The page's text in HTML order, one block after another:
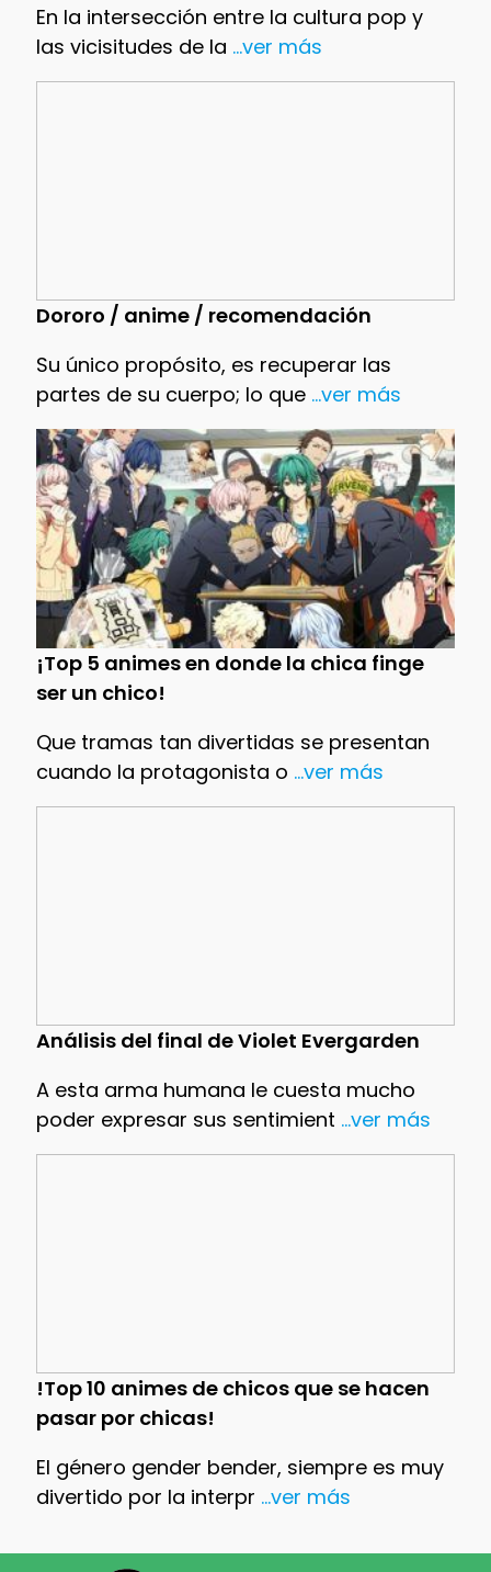
En la intersección entre la cultura pop y
las vicisitudes de la ...ver más
Dororo / anime / recomendación
Su único propósito, es recuperar las
partes de su cuerpo; lo que...ver más
¡Top 5 animes en donde la chica finge
ser un chico!
Que tramas tan divertidas se presentan
cuando la protagonista o ...ver más
Análisis del final de Violet Evergarden
A esta arma humana le cuesta mucho
poder expresar sus sentimient ...ver más
!Top 10 animes de chicos que se hacen
pasar por chicas!
El género gender bender, siempre es muy
divertido por la interpr ...ver más